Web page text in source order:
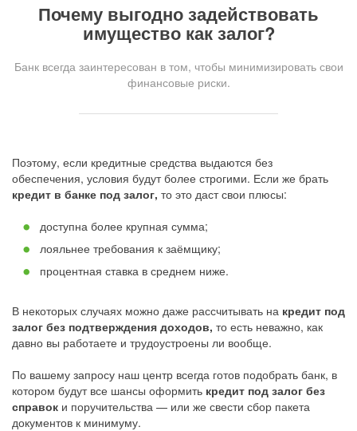
Почему выгодно задействовать
имущество как залог?
Банк всегда заинтересован в том, чтобы минимизировать свои
финансовые риски.
Поэтому, если кредитные средства выдаются без
обеспечения, условия будут более строгими. Если же брать
кредит в банке под залог, то это даст свои плюсы:
доступна более крупная сумма;
лояльнее требования к заёмщику;
процентная ставка в среднем ниже.
В некоторых случаях можно даже рассчитывать на кредит под
залог без подтверждения доходов, то есть неважно, как
давно вы работаете и трудоустроены ли вообще.
По вашему запросу наш центр всегда готов подобрать банк, в
котором будут все шансы оформить кредит под залог без
справок и поручительства — или же свести сбор пакета
документов к минимуму.